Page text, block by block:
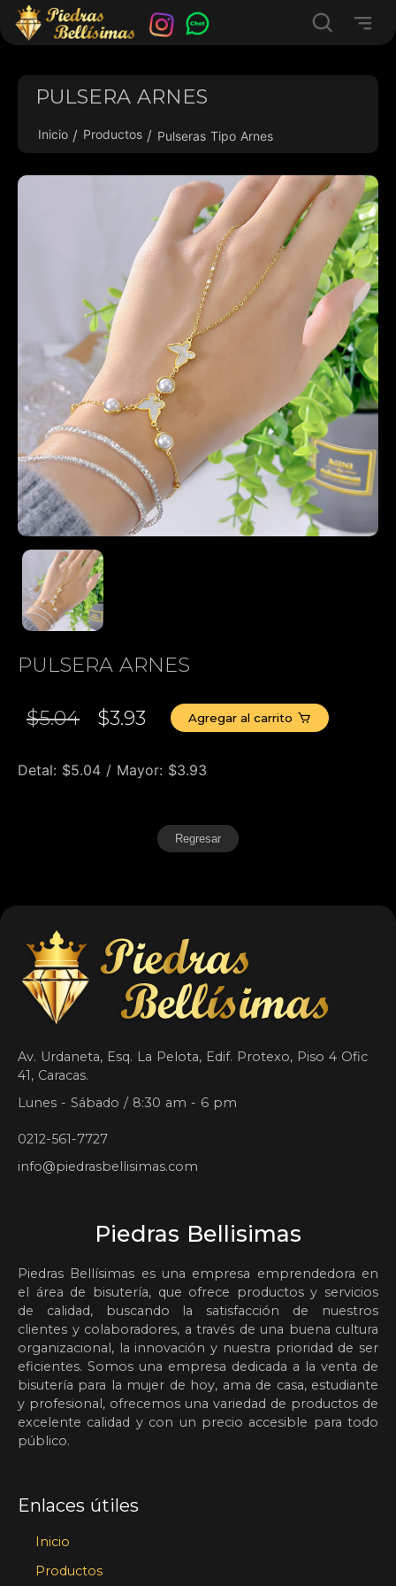
PULSERA ARNES
Inicio Productos Pulseras Tipo Arnes
PULSERA ARNES
$5.04 $3.93 Agregar al carrito
Detal: $5.04 / Mayor: $3.93
Regresar
Av. Urdaneta, Esq. La Pelota, Edif. Protexo, Piso 4 Ofic
41, Caracas.
Lunes - Sábado / 8:30 am - 6 pm
0212-561-7727
info@piedrasbellisimas.com
Piedras Bellisimas
Piedras Bellísimas es una empresa emprendedora en
el área de bisutería, que ofrece productos y servicios
de calidad, buscando la satisfacción de nuestros
clientes y colaboradores, a través de una buena cultura
organizacional, la innovación y nuestra prioridad de ser
eficientes. Somos una empresa dedicada a la venta de
bisutería para la mujer de hoy, ama de casa, estudiante
y profesional, ofrecemos una variedad de productos de
excelente calidad y con un precio accesible para todo
público.
Enlaces útiles
Inicio
Productos